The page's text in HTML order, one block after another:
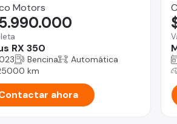
Motors
RX 350
Bencina
Automática
km
ahora